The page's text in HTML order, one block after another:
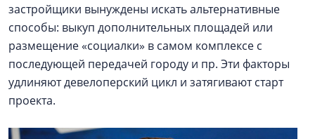
застройщики вынуждены искать альтернативные
способы: выкуп дополнительных площадей или
размещение «социалки» в самом комплексе с
последующей передачей городу и пр. Эти факторы
удлиняют девелоперский цикл и затягивают старт
проекта.